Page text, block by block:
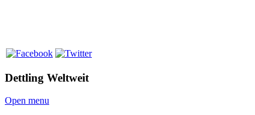
Dettling Weltweit
Open menu